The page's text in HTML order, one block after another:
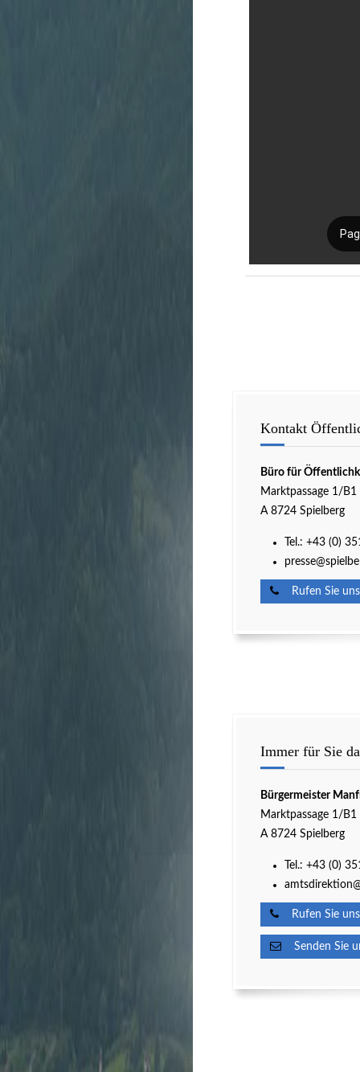
Kontakt
Büro für
Marktpassage 1/B1
A 8724 Spielberg
Tel.: +43 (0)
Rufen Sie
Immer für Sie
Bürgermeister
Marktpassage 1/B1
A 8724 Spielberg
Tel.: +43 (0)
Rufen Sie
Senden Sie